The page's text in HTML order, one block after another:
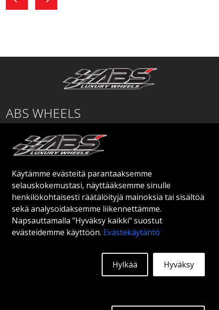
Käytämme evästeitä parantaaksemme
selauskokemustasi, näyttääksemme sinulle
henkilökohtaisesti räätälöityjä mainoksia tai sisältöä
sekä analysoidaksemme liikennettämme.
Napsauttamalla "Hyväksy kaikki" suostut
evästeidemme käyttöön. Evästekäytäntö
Hyväksy
Hylkää
ABS WHEELS
01530 Vantaa
SUOMI
order@abswheels.com